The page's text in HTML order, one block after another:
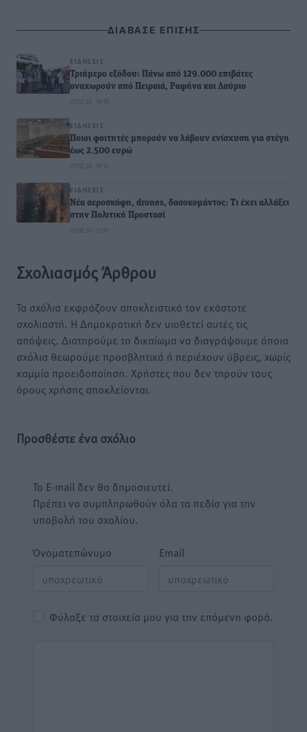
ΔΙΑΒΑΣΕ ΕΠΙΣΗΣ
ΕΙΔΉΣΕΙΣ
Τριήμερο εξόδου: Πάνω από 129.000 επιβάτες
αναχωρούν από Πειραιά, Ραφήνα και Λαύριο
07.08.26 · 18:45
ΕΙΔΉΣΕΙΣ
Ποιοι φοιτητές μπορούν να λάβουν ενίσχυση για στέγη
έως 2.500 ευρώ
07.08.26 · 18:10
ΕΙΔΉΣΕΙΣ
Νέα αεροσκάφη, drones, δασοκομάντος: Τι έχει αλλάξει
στην Πολιτική Προστασί
07.08.26 · 12:47
Σχολιασμός Άρθρου
Τα σχόλια εκφράζουν αποκλειστικά τον εκάστοτε
σχολιαστή. Η Δημοκρατική δεν υιοθετεί αυτές τις
απόψεις. Διατηρούμε το δικαίωμα να διαγράψουμε όποια
σχόλια θεωρούμε προσβλητικά ή περιέχουν ύβρεις, χωρίς
καμμία προειδοποίηση. Χρήστες που δεν τηρούν τους
όρους χρήσης αποκλείονται.
Προσθέστε ένα σχόλιο
Το E-mail δεν θα δημοσιευτεί.
Πρέπει να συμπληρωθούν όλα τα πεδία για την
υποβολή του σχολίου.
Όνοματεπώνυμο Email
Φύλαξε τα στοιχεία μου για την επόμενη φορά.